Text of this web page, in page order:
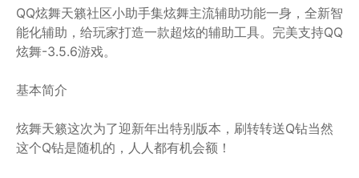
QQ炫舞天籁社区小助手集炫舞主流辅助功能一身，全新智
能化辅助，给玩家打造一款超炫的辅助工具。完美支持QQ
炫舞-3.5.6游戏。
基本简介
炫舞天籁这次为了迎新年出特别版本，刷转转送Q钻当然
这个Q钻是随机的，人人都有机会额！